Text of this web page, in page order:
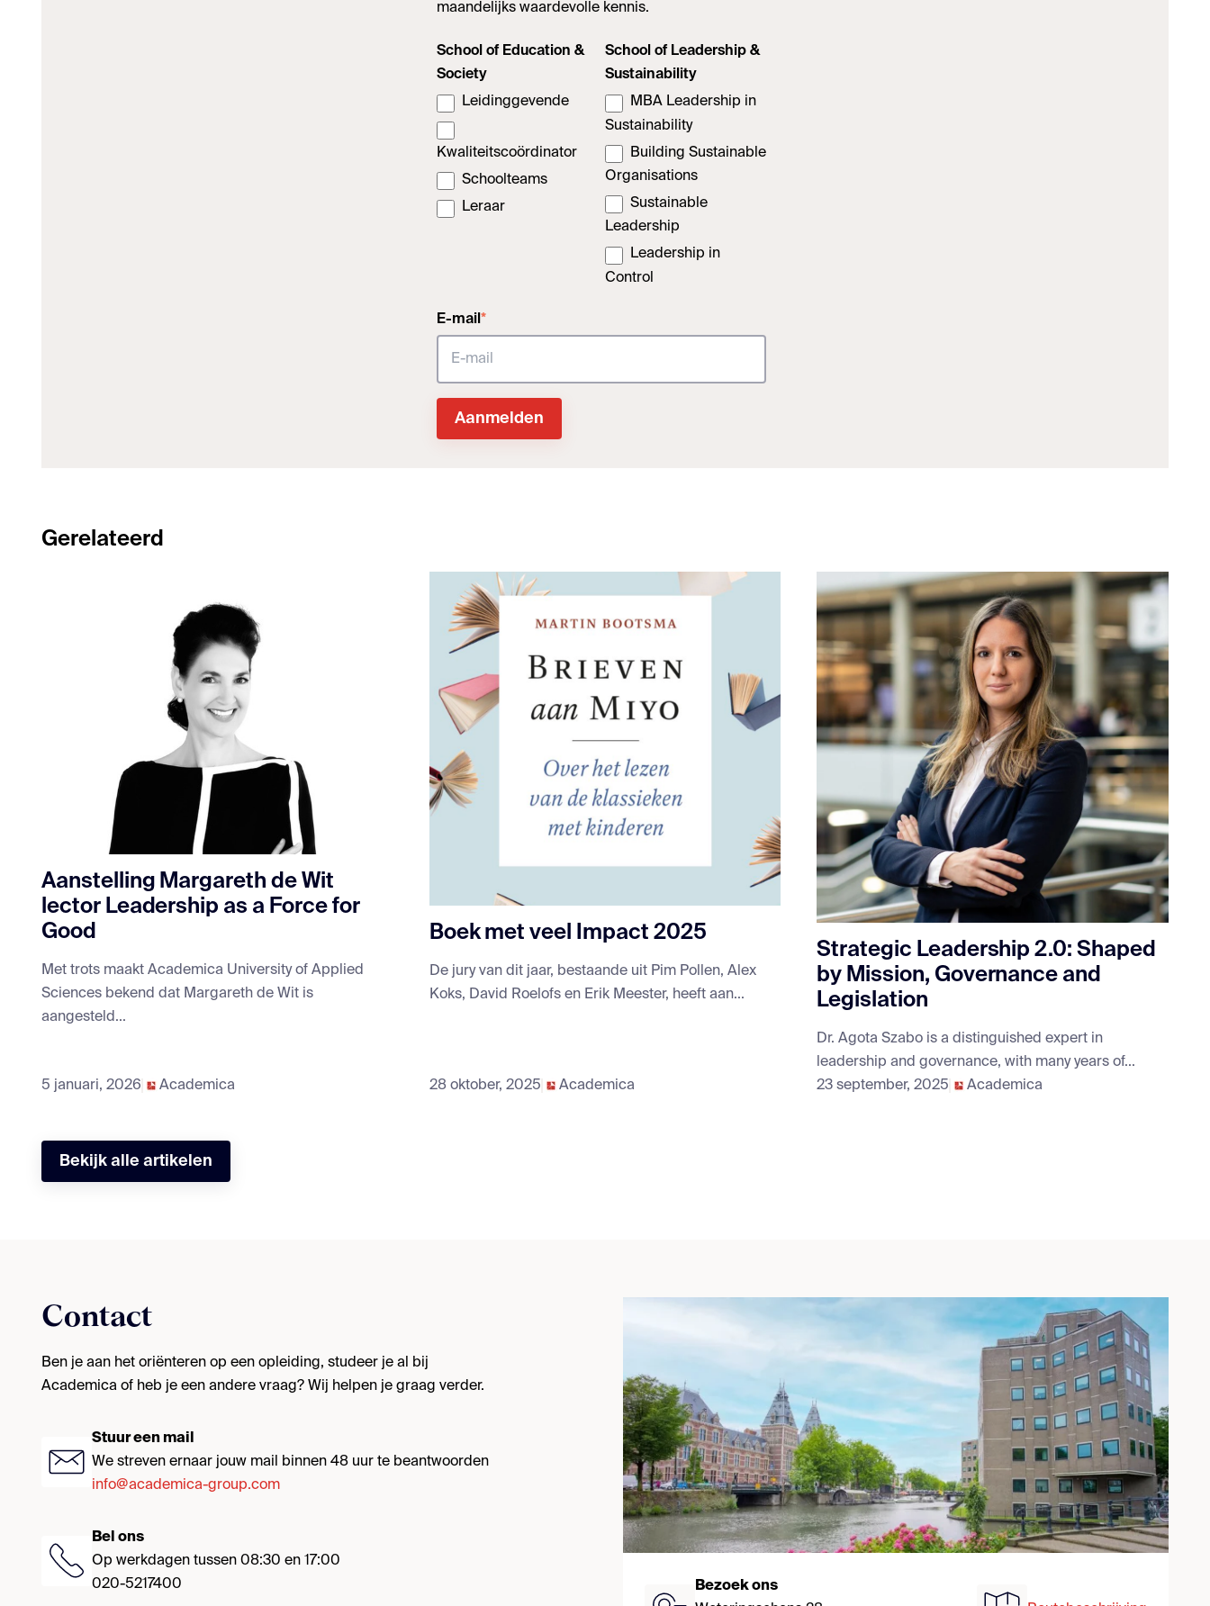
maandelijks waardevolle kennis.
School of Education &
Society
Leidinggevende
Kwaliteitscoördinator
Schoolteams
Leraar
School of Leadership &
Sustainability
MBA Leadership in
Sustainability
Building Sustainable
Organisations
Sustainable
Leadership
Leadership in
Control
E-mail *
Gerelateerd
Aanstelling Margareth de Wit
lector Leadership as a Force for
Good
Met trots maakt Academica University of Applied
Sciences bekend dat Margareth de Wit is
aangesteld...
5 januari, 2026 Academica
Boek met veel Impact 2025
De jury van dit jaar, bestaande uit Pim Pollen, Alex
Koks, David Roelofs en Erik Meester, heeft aan...
28 oktober, 2025 Academica
Strategic Leadership 2.0: Shaped
by Mission, Governance and
Legislation
Dr. Agota Szabo is a distinguished expert in
leadership and governance, with many years of...
23 september, 2025
Academica
Bekijk alle artikelen
Contact
Ben je aan het oriënteren op een opleiding, studeer je al bij
Academica of heb je een andere vraag? Wij helpen je graag verder.
Stuur een mail
We streven ernaar jouw mail binnen 48 uur te beantwoorden
info@academica-group.com
Bel ons
Op werkdagen tussen 08:30 en 17:00
020-5217400
Bezoek ons